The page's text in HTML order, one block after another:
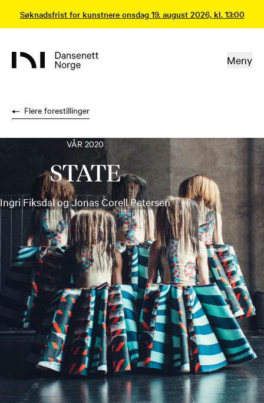
Søknadsfrist for kunstnere onsdag 19. august 2026, kl. 13:00
Meny
Flere forestillinger
VÅR 2020
STATE
Ingri Fiksdal og Jonas Corell Petersen